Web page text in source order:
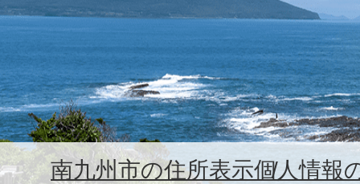
南九州市の住所表示個人情報